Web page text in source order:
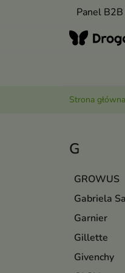
Panel B2B
Strona główna
G
GROWUS
Gabriela
Garnier
Gillette
Givenchy